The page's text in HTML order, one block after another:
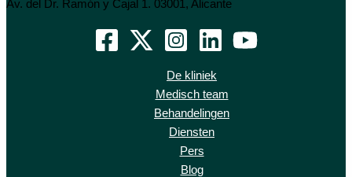
Av. del Dr. Ramón y Cajal 1. 03001, Alicante
De kliniek
Medisch team
Behandelingen
Diensten
Pers
Blog